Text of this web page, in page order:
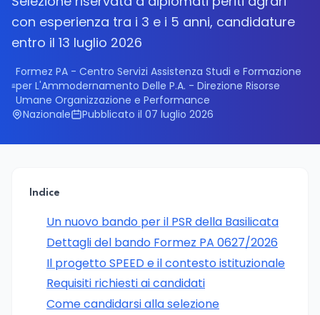
con esperienza tra i 3 e i 5 anni, candidature
entro il 13 luglio 2026
Formez PA - Centro Servizi Assistenza Studi e Formazione
per L'Ammodernamento Delle P.A. - Direzione Risorse
Umane Organizzazione e Performance
Nazionale
Pubblicato il 07 luglio 2026
Indice
Un nuovo bando per il PSR della Basilicata
Dettagli del bando Formez PA 0627/2026
Il progetto SPEED e il contesto istituzionale
Requisiti richiesti ai candidati
Come candidarsi alla selezione